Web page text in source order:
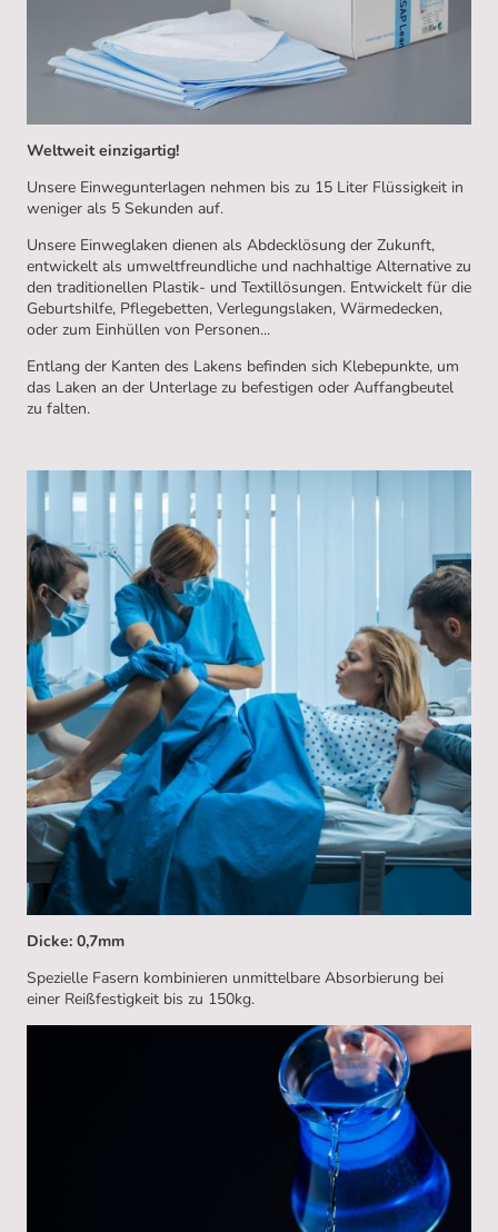
Weltweit einzigartig!
Unsere Einwegunterlagen nehmen bis zu 15 Liter Flüssigkeit in
weniger als 5 Sekunden auf.
Unsere Einweglaken dienen als Abdecklösung der Zukunft,
entwickelt als umweltfreundliche und nachhaltige Alternative zu
den traditionellen Plastik- und Textillösungen. Entwickelt für die
Geburtshilfe, Pflegebetten, Verlegungslaken, Wärmedecken,
oder zum Einhüllen von Personen...
Entlang der Kanten des Lakens befinden sich Klebepunkte, um
das Laken an der Unterlage zu befestigen oder Auffangbeutel
zu falten.
Dicke: 0,7mm
Spezielle Fasern kombinieren unmittelbare Absorbierung bei
einer Reißfestigkeit bis zu 150kg.